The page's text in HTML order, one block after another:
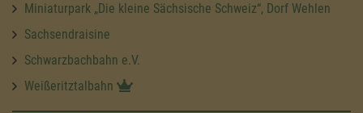
Miniaturpark „Die kleine Sächsische Schweiz“, Dorf Wehlen
Sachsendraisine
Schwarzbachbahn e.V.
Weißeritztalbahn